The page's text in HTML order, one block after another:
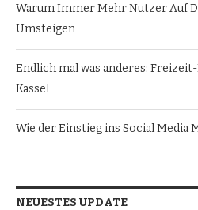
Warum Immer Mehr Nutzer Auf
Umsteigen
Endlich mal was anderes:
Kassel
Wie der Einstieg ins Social Media
NEUESTES UPDATE